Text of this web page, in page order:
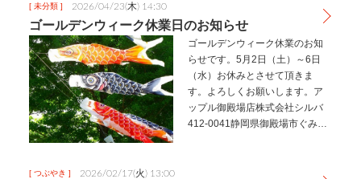
ております。アップル御殿場店
株式会社シルバ412-0041静岡…
[ 未分類 ] 2026/04/23(木) 14:30
ゴールデンウィーク休業日のお知らせ
ゴールデンウィーク休業のお知
らせです。5月2日（土）～6日
（水）お休みとさせて頂きま
す。よろしくお願いします。ア
ップル御殿場店株式会社シルバ
412-0041静岡県御殿場市ぐみ沢
[ つぶやき ] 2026/02/17(火) 13:00